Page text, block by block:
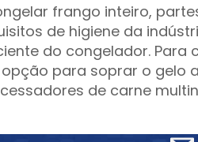
frango inteiro,
de higiene da
do congelador. Para
para soprar o gelo
de carne